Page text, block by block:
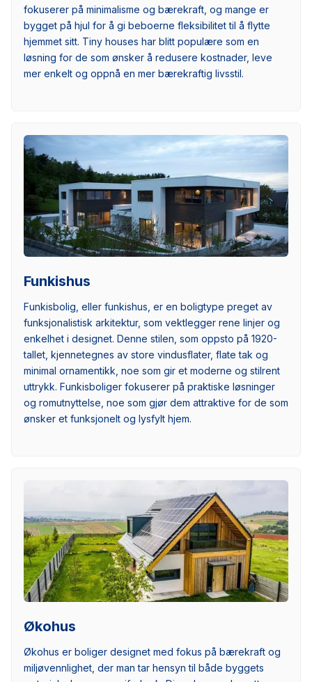
fokuserer på minimalisme og bærekraft, og mange er
bygget på hjul for å gi beboerne fleksibilitet til å flytte
hjemmet sitt. Tiny houses har blitt populære som en
løsning for de som ønsker å redusere kostnader, leve
mer enkelt og oppnå en mer bærekraftig livsstil.
Funkishus
Funkisbolig, eller funkishus, er en boligtype preget av
funksjonalistisk arkitektur, som vektlegger rene linjer og
enkelhet i designet. Denne stilen, som oppsto på 1920-
tallet, kjennetegnes av store vindusflater, flate tak og
minimal ornamentikk, noe som gir et moderne og stilrent
uttrykk. Funkisboliger fokuserer på praktiske løsninger
og romutnyttelse, noe som gjør dem attraktive for de som
ønsker et funksjonelt og lysfylt hjem.
Økohus
Økohus er boliger designet med fokus på bærekraft og
miljøvennlighet, der man tar hensyn til både byggets